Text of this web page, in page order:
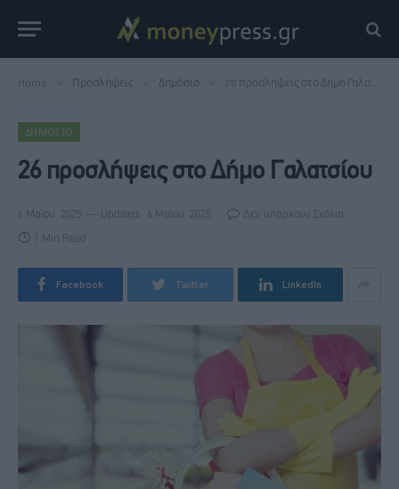
Home Προσλήψεις Δημόσιο 26 προσλήψεις στο Δήμο Γαλατσίου
ΔΗΜΌΣΙΟ
26 προσλήψεις στο Δήμο Γαλατσίου
6 Μαΐου, 2025 Updated: 6 Μαΐου, 2025 Δεν υπάρχουν Σχόλια
1 Min Read
Facebook Twitter LinkedIn